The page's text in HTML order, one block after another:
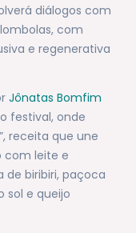
diálogos com
com
e regenerativa
Jônatas Bomfim
festival, onde
receita que une
com leite e
biribiri, paçoca
sol e queijo